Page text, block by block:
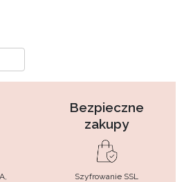
Bezpieczne
zakupy
Szyfrowanie SSL